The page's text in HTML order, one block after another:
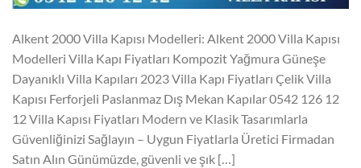
Alkent 2000 Villa Kapısı Modelleri: Alkent 2000 Villa Kapısı
Modelleri Villa Kapı Fiyatları Kompozit Yağmura Güneşe
Dayanıklı Villa Kapıları 2023 Villa Kapı Fiyatları Çelik Villa
Kapısı Ferforjeli Paslanmaz Dış Mekan Kapılar 0542 126 12
12 Villa Kapısı Fiyatları Modern ve Klasik Tasarımlarla
Güvenliğinizi Sağlayın – Uygun Fiyatlarla Üretici Firmadan
Satın Alın Günümüzde, güvenli ve şık […]